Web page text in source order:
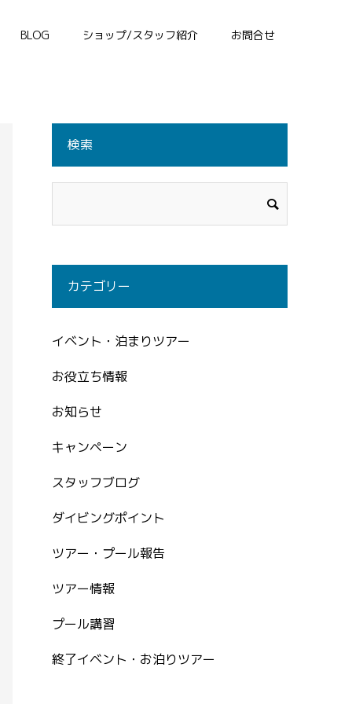
BLOG ショップ/スタッフ紹介 お問合せ
検索
カテゴリー
イベント・泊まりツアー
お役立ち情報
お知らせ
キャンペーン
スタッフブログ
ダイビングポイント
ツアー・プール報告
ツアー情報
プール講習
終了イベント・お泊りツアー